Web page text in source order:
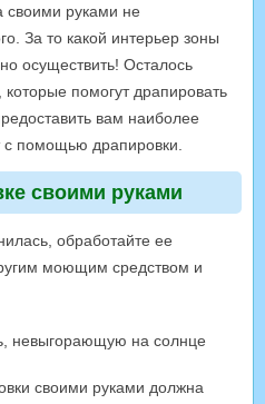
своими руками не
За то какой интерьер зоны
осуществить! Осталось
которые помогут драпировать
вам наиболее
помощью драпировки.
своими руками
обработайте ее
моющим средством и
невыгорающую на солнце
своими руками должна